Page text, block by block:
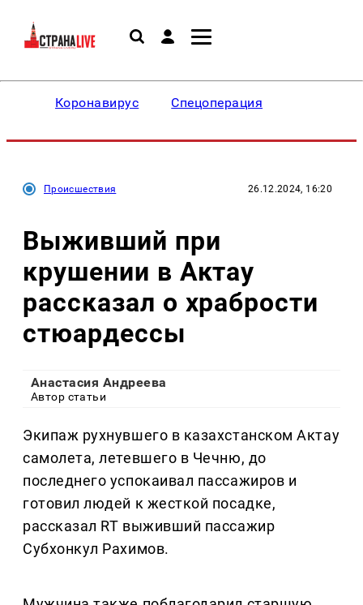
Коронавирус Спецоперация
Происшествия 26.12.2024, 16:20
Выживший при
крушении в Актау
рассказал о храбрости
стюардессы
Анастасия Андреева
Автор статьи
Экипаж рухнувшего в казахстанском Актау
самолета, летевшего в Чечню, до
последнего успокаивал пассажиров и
готовил людей к жесткой посадке,
рассказал RT выживший пассажир
Субхонкул Рахимов.